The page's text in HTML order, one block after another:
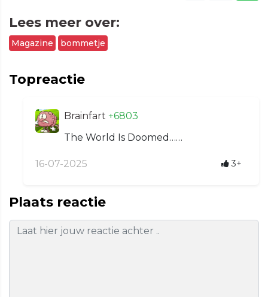
Lees meer over:
Magazine bommetje
Topreactie
Brainfart +6803
The World Is Doomed……
16-07-2025 3+
Plaats reactie